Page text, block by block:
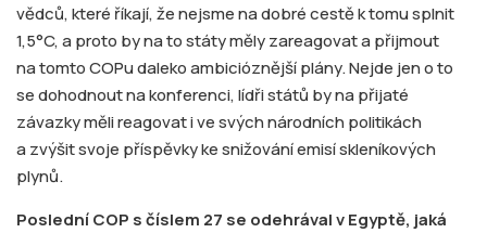
vědců, které říkají, že nejsme na dobré cestě k tomu splnit
1,5°C, a proto by na to státy měly zareagovat a přijmout
na tomto COPu daleko ambicióznější plány. Nejde jen o to
se dohodnout na konferenci, lídři států by na přijaté
závazky měli reagovat i ve svých národních politikách
a zvýšit svoje příspěvky ke snižování emisí skleníkových
plynů.
Poslední COP s číslem 27 se odehrával v Egyptě, jaká